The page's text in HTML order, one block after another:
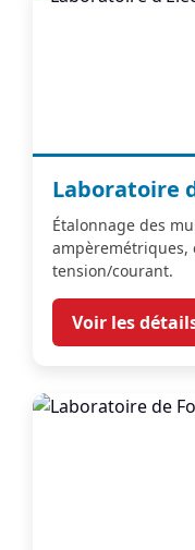
Laboratoire
Étalonnage des
ampèremétriques,
tension/courant.
Voir les